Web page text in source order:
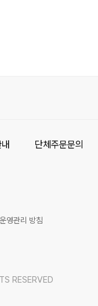
단체주문문의
영관리 방침
RESERVED